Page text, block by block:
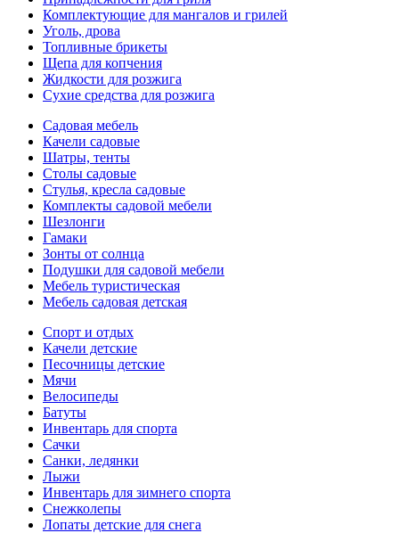
Комплектующие для мангалов и грилей
Уголь, дрова
Топливные брикеты
Щепа для копчения
Жидкости для розжига
Сухие средства для розжига
Садовая мебель
Качели садовые
Шатры, тенты
Столы садовые
Стулья, кресла садовые
Комплекты садовой мебели
Шезлонги
Гамаки
Зонты от солнца
Подушки для садовой мебели
Мебель туристическая
Мебель садовая детская
Спорт и отдых
Качели детские
Песочницы детские
Мячи
Велосипеды
Батуты
Инвентарь для спорта
Сачки
Санки, ледянки
Лыжи
Инвентарь для зимнего спорта
Снежколепы
Лопаты детские для снега